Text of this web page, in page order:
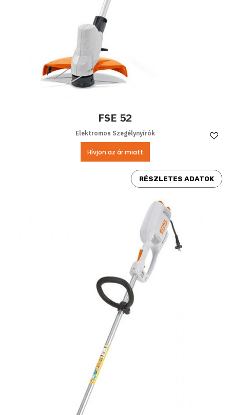
FSE 52
Elektromos Szegélynyírók
Hívjon az ár miatt
RÉSZLETES ADATOK